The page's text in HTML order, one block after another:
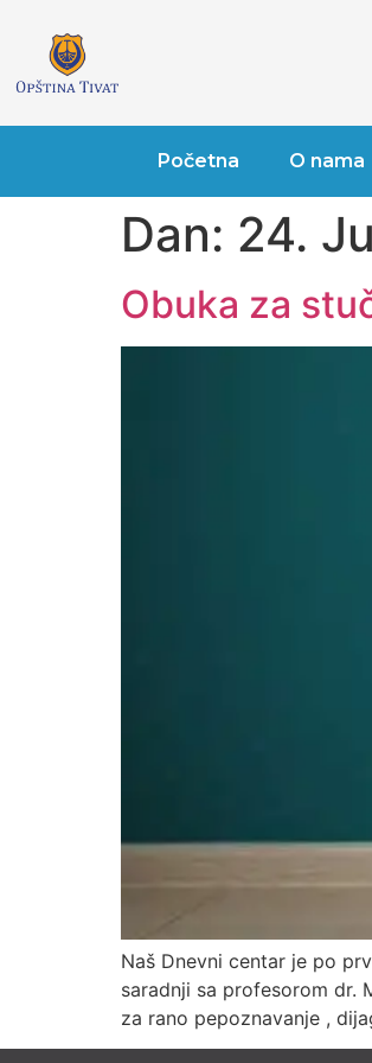
Početna O nama
Dan: 24.
Obuka za
Naš Dnevni centar je po
saradnji sa profesorom dr.
za rano pepoznavanje ,